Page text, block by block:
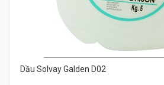
Dầu Solvay Galden D02